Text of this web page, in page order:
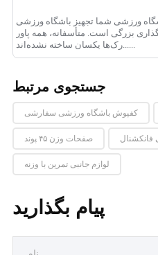
ورزشی شما تجهیز باشگاه ورزشی
بزرگی است. متأسفانه، همه پاور
جستجوی مرتبط
کفپوش باشگاه ورزشی سفارشی
صفحات وزن ۴۵ پوند فانکشنال
لوازم جانبی تمرین با وزنه
پیام بگذارید